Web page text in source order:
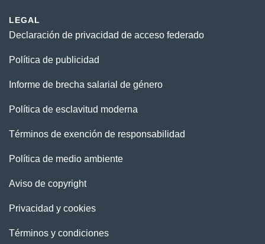
LEGAL
Declaración de privacidad de acceso federado
Política de publicidad
Informe de brecha salarial de género
Política de esclavitud moderna
Términos de exención de responsabilidad
Política de medio ambiente
Aviso de copyright
Privacidad y cookies
Términos y condiciones